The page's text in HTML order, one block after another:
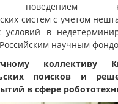
поведением
систем с учетом
условий в
научным
коллективу
поисков и
в сфере